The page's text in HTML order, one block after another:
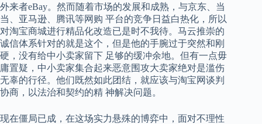
外来者eBay。然而随着市场的发展和成熟，与京东、当
当、亚马逊、腾讯等网购 平台的竞争日益白热化，所以
对淘宝商城进行精品化改造已是时不我待。马云推崇的
诚信体系针对的就是这个，但是他的手腕过于突然和刚
硬，没有给中小卖家留下 足够的缓冲余地。但有一点毋
庸置疑，中小卖家集合起来恶意围攻大卖家绝对是滥伤
无辜的行径。他们既然如此团结，就应该与淘宝网谈判
协商，以法治和契约的精 神解决问题。
现在僵局已成，在这场实力悬殊的博弈中，面对不理性